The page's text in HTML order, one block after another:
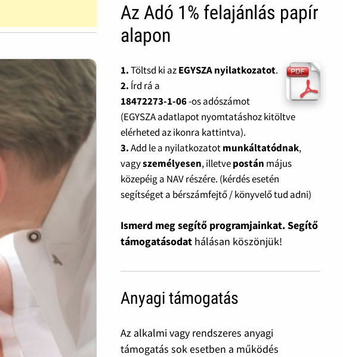
Az Adó 1% felajánlás papír
alapon
1.Töltsd ki azEGYSZA nyilatkozatot.
2. Írd rá a
18472273-1-06-os adószámot
(EGYSZA adatlapot nyomtatáshoz kitöltve
elérheted az ikonra kattintva).
3.Add le a nyilatkozatotmunkáltatódnak,
vagyszemélyesen, illetvepostán május
közepéig a NAV részére. (kérdés esetén
segítséget a bérszámfejtő / könyvelő tud adni)
Ismerd meg segítő programjainkat. Segítő
támogatásodat hálásan köszönjük!
Anyagi támogatás
Az alkalmi vagy rendszeres anyagi
támogatás sok esetben a működés